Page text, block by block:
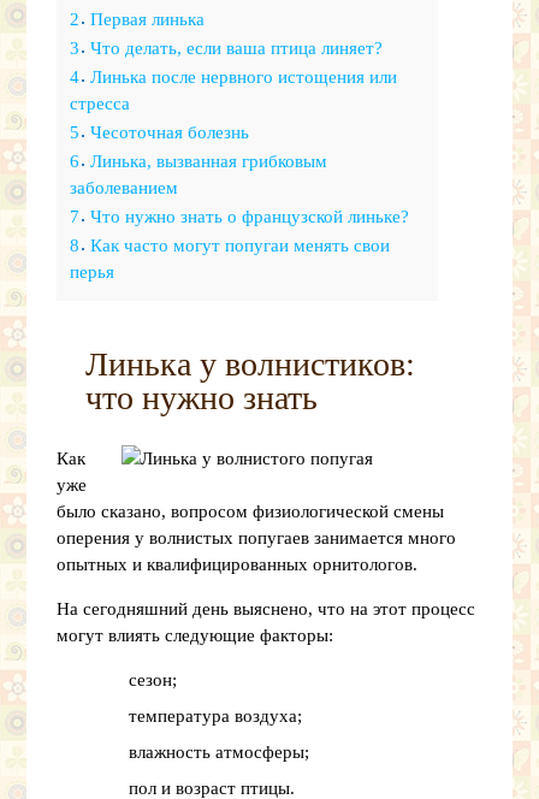
2
Первая линька
3
Что делать, если ваша птица линяет?
4 Линька после нервного истощения или
стресса
5
Чесоточная болезнь
6
Линька, вызванная грибковым
заболеванием
7
Что нужно знать о французской линьке?
8
Как часто могут попугаи менять свои
перья
Линька у волнистиков:
что нужно знать
Как
уже
было сказано, вопросом физиологической смены
оперения у волнистых попугаев занимается много
опытных и квалифицированных орнитологов.
На сегодняшний день выяснено, что на этот процесс
могут влиять следующие факторы:
сезон;
температура воздуха;
влажность атмосферы;
пол и возраст птицы.